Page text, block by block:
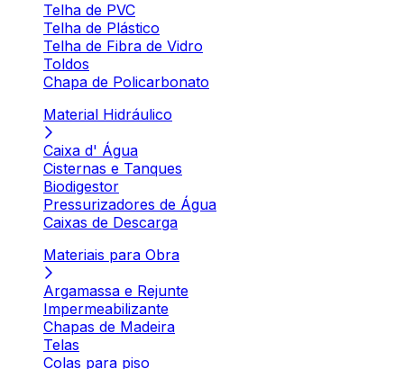
Telha de PVC
Telha de Plástico
Telha de Fibra de Vidro
Toldos
Chapa de Policarbonato
Material Hidráulico
Caixa d' Água
Cisternas e Tanques
Biodigestor
Pressurizadores de Água
Caixas de Descarga
Materiais para Obra
Argamassa e Rejunte
Impermeabilizante
Chapas de Madeira
Telas
Colas para piso